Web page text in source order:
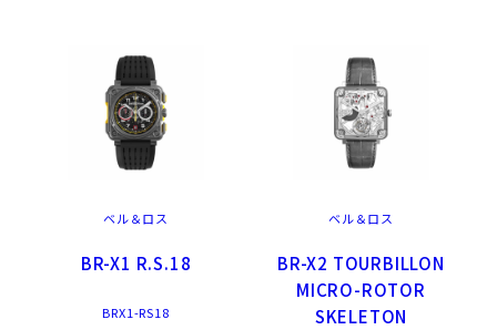
ベル＆ロス
BR-X1 R.S.18
BRX1-RS18
ベル＆ロス
BR-X2 TOURBILLON
MICRO-ROTOR
SKELETON